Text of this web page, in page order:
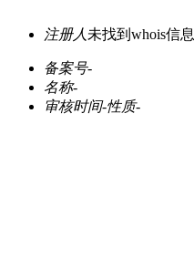
注册人 未找到whois信息
备案号-
名称-
审核时间-性质-